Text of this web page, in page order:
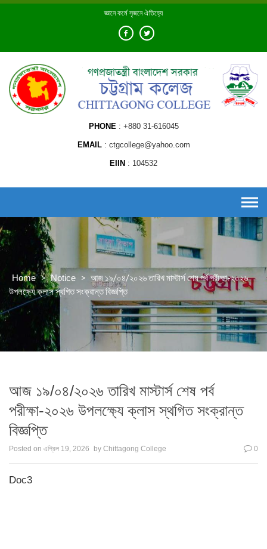
Skip
জ্ঞানে কর্মে সৃজনে ঐতিহ্যে
PHONE +880 31-616045
EMAIL ctgcollege@yahoo.com
EIIN 104532
Home > Notice > আজ ১৯/০৪/২০২৬ তারিখ মাস্টার্স শেষ পর্ব পরীক্ষা-২০২৬
উপলক্ষ্যে ক্লাস স্থগিত সংক্রান্ত বিজ্ঞপ্তি
আজ ১৯/০৪/২০২৬ তারিখ মাস্টার্স শেষ পর্ব
পরীক্ষা-২০২৬ উপলক্ষ্যে ক্লাস স্থগিত সংক্রান্ত
বিজ্ঞপ্তি
Posted on এপ্রিল 19, 2026 by Chittagong College 0
Doc3